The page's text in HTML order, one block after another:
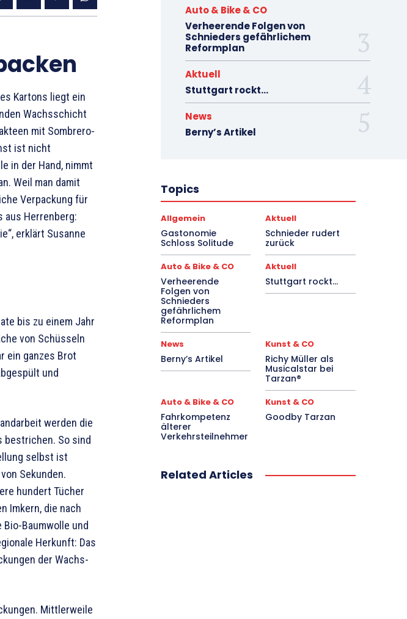
Kartons liegt ein
n Wachsschicht
mit Sombrero-
ist nicht
in der Hand, nimmt
Weil man damit
Verpackung für
aus Herrenberg:
erklärt Susanne
bis zu einem Jahr
von Schüsseln
ein ganzes Brot
und
werden die
bestrichen. So sind
selbst ist
Sekunden.
hundert Tücher
Imkern, die nach
Baumwolle und
Herkunft: Das
der Wachs-
Mittlerweile
Auto & Bike & CO
Verheerende Folgen von
Schnieders gefährlichem
Reformplan
Aktuell
Stuttgart rockt…
News
Berny’s Artikel
Topics
Allgemein
Gastonomie
Schloss Solitude
Aktuell
Schnieder rudert
zurück
Auto & Bike & CO
Verheerende
Folgen von
Schnieders
gefährlichem
Reformplan
Aktuell
Stuttgart rockt…
News
Berny’s Artikel
Kunst & CO
Richy Müller als
Musicalstar bei
Tarzan®
Auto & Bike & CO
Fahrkompetenz
älterer
Verkehrsteilnehmer
Kunst & CO
Goodby Tarzan
Related Articles